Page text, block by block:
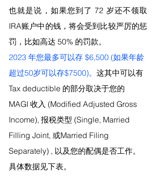
也就是说，如果您到了 72 岁还不领取
IRA账户中的钱，将会受到比较严厉的惩
罚，比如高达 50% 的罚款。
2023 年您最多可以存 $6,500 (如果年龄
超过50岁可以存$7500)。 这其中可以有
Tax deductible 的部分取决于您的
MAGI 收入 (Modified Adjusted Gross
Income), 报税类型 (Single, Married
Filling Joint, 或Married Filing
Separately) , 以及您的配偶是否工作。
具体数据见下表。